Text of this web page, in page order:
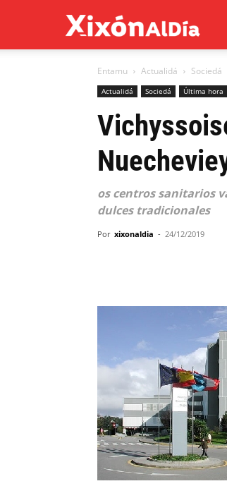
al
día
Entamu Actualidá Sociedá
Actualidá Sociedá Última hora
os centros sanitarios
dulces tradicionales
Por xixonaldia - 24/12/2019